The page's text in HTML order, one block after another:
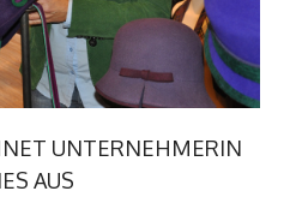
UNTERNEHMERIN
AUS